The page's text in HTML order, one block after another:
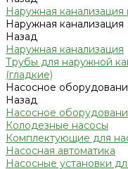
Наружная
Наружная канализация
Назад
Наружная канализация
Трубы для наружной
(гладкие)
Насосное
Назад
Насосное
Колодезные насосы
Комплектующие для
Насосная автоматика
Насосные установки